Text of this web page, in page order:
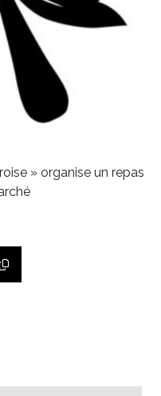
» organise un repas